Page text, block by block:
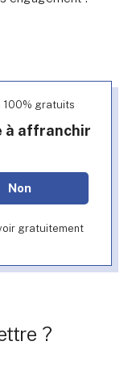
100% gratuits
à affranchir
Non
gratuitement
?